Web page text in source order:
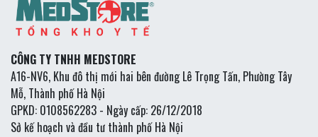
CÔNG TY TNHH MEDSTORE
A16-NV6, Khu đô thị mới hai bên đường Lê Trọng Tấn, Phường Tây
Mỗ, Thành phố Hà Nội
GPKD: 0108562283 - Ngày cấp: 26/12/2018
Sở kế hoạch và đầu tư thành phố Hà Nội